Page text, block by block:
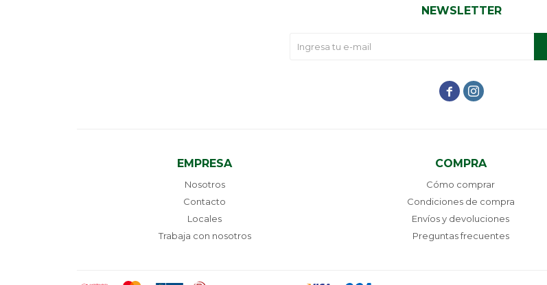
EMPRESA
Nosotros
Contacto
Locales
Trabaja con nosotros
COMPRA
Cómo comprar
Condiciones de compra
Envíos y devoluciones
Preguntas frecuentes
NEWSLETTER
 